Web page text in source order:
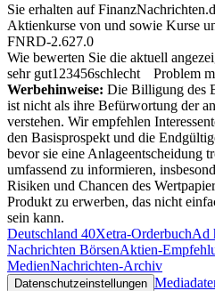
Sie erhalten auf
Aktienkurse von und sowie Kurse
FNRD-2.627.0
Wie bewerten Sie die aktuell
sehr gut1 23456schlecht
Problem
Werbehinweise: Die Billigung des
ist nicht als ihre Befürwortung der
verstehen. Wir empfehlen
den Basisprospekt und die
bevor sie eine Anlageentscheidung
umfassend zu informieren,
Risiken und Chancen des
Produkt zu erwerben, das nicht
sein kann.
Deutschland 40Xetra-OrderbuchAd
Nachrichten BörsenAktien-
MedienNachrichten-Archiv
Datenschutzeinstellungen